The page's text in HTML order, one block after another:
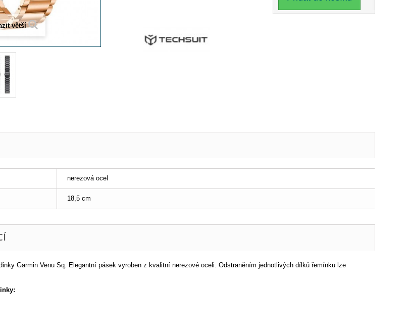
větší
nerezová ocel
18,5 cm
Garmin Venu Sq. Elegantní pásek vyroben z kvalitní nerezové oceli. Odstraněním jednotlivých dílků řemínku lze